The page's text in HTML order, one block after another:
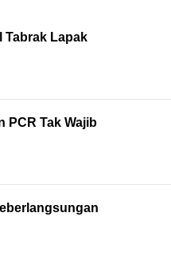
Tabrak Lapak
PCR Tak Wajib